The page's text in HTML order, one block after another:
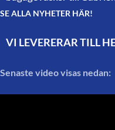
SE ALLA NYHETER HÄR!
VI LEVERERAR TILL
Senaste video visas nedan: